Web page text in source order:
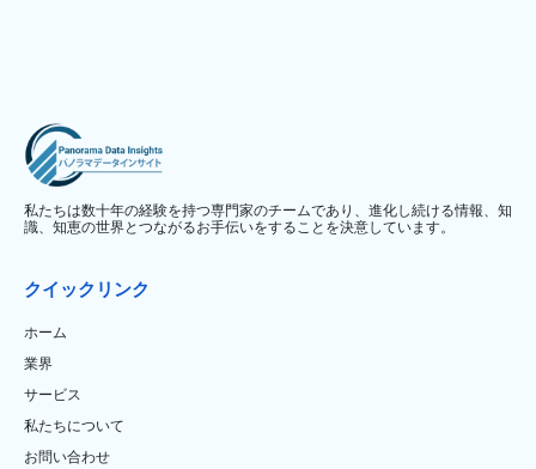
私たちは数十年の経験を持つ専門家のチームであり、進化し続ける情報、知
識、知恵の世界とつながるお手伝いをすることを決意しています。
クイックリンク
ホーム
業界
サービス
私たちについて
お問い合わせ